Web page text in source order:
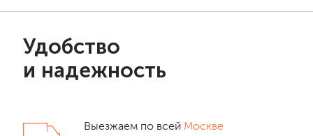
Удобство
и надежность
Выезжаем по всей Москве